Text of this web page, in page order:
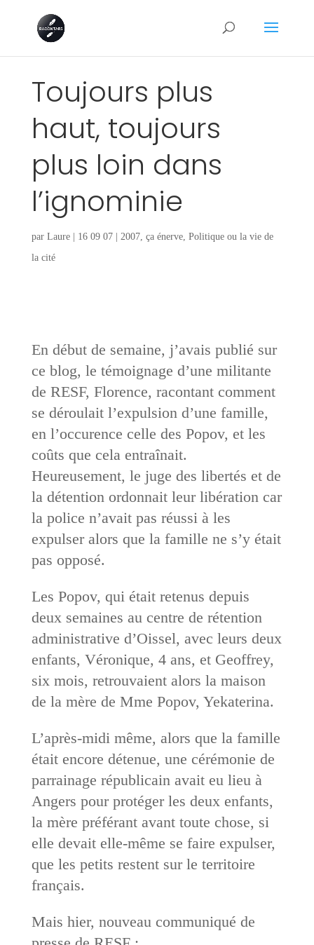
Toujours plus
haut, toujours
plus loin dans
l’ignominie
par Laure| 16 09 07| 2007, ça énerve, Politique ou la vie de
la cité
En début de semaine, j’avais publié sur
ce blog, le témoignage d’une militante
de RESF, Florence, racontant comment
se déroulait l’expulsion d’une famille,
en l’occurence celle des Popov, et les
coûts que cela entraînait.
Heureusement, le juge des libertés et de
la détention ordonnait leur libération car
la police n’avait pas réussi à les
expulser alors que la famille ne s’y était
pas opposé.
Les Popov, qui était retenus depuis
deux semaines au centre de rétention
administrative d’Oissel, avec leurs deux
enfants, Véronique, 4 ans, et Geoffrey,
six mois, retrouvaient alors la maison
de la mère de Mme Popov, Yekaterina.
L’après-midi même, alors que la famille
était encore détenue, une cérémonie de
parrainage républicain avait eu lieu à
Angers pour protéger les deux enfants,
la mère préférant avant toute chose, si
elle devait elle-même se faire expulser,
que les petits restent sur le territoire
français.
Mais hier, nouveau communiqué de